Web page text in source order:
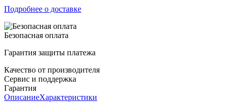
Подробнее о доставке
Безопасная оплата
Гарантия защиты платежа
Качество от производителя
Сервис и поддержка
Гарантия
ОписаниеХарактеристики